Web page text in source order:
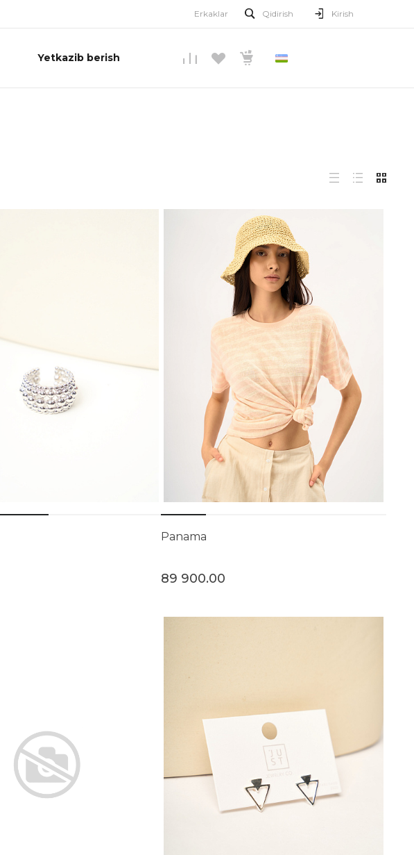
Erkaklar Qidirish Kirish
Yetkazib berish
Panama
89 900.00